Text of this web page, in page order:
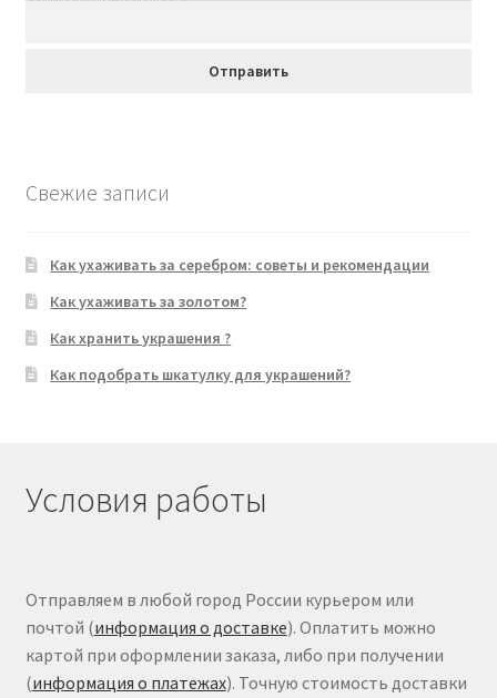
Свежие записи
Как ухаживать за серебром: советы и рекомендации
Как ухаживать за золотом?
Как хранить украшения ?
Как подобрать шкатулку для украшений?
Условия работы
Отправляем в любой город России курьером или
почтой (информация о доставке). Оплатить можно
картой при оформлении заказа, либо при получении
(информация о платежах). Точную стоимость доставки